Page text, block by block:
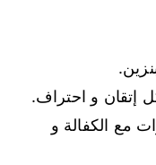
إتقان و احتراف.
مع الكفالة و